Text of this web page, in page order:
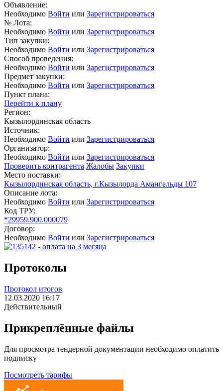
Объявление:
Необходимо Войти или Зарегистрироваться
№ Лота:
Необходимо Войти или Зарегистрироваться
Тип закупки:
Необходимо Войти или Зарегистрироваться
Способ проведения:
Необходимо Войти или Зарегистрироваться
Предмет закупки:
Необходимо Войти или Зарегистрироваться
Пункт плана:
Перейти к плану
Регион:
Кызылординская область
Источник:
Необходимо Войти или Зарегистрироваться
Организатор:
Необходимо Войти или Зарегистрироваться
Проверить контрагента Жалобы Закупки
Место поставки:
Кызылординская область, г.Кызылорда Амангельды 107
Описание лота:
Необходимо Войти или Зарегистрироваться
Код ТРУ:
*29959.900.000079
Договор:
Необходимо Войти или Зарегистрироваться
Протоколы
Протокол итогов
12.03.2020 16:17
Действительный
Прикреплённые файлы
Для просмотра тендерной документации необходимо оплатить
подписку
Посмотреть тарифы